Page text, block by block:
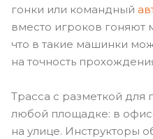
гонки или командный
вместо игроков гоняют
что в такие машинки
на точность
Трасса с разметкой для
любой площадке: в
на улице. Инструкторы